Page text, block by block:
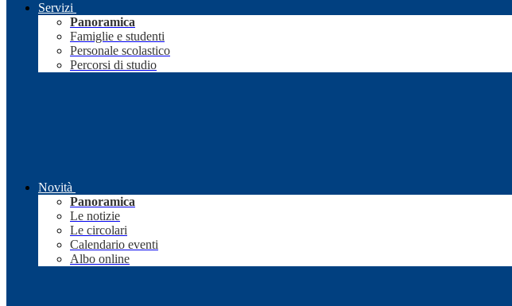
Servizi
Panoramica
Famiglie e studenti
Personale scolastico
Percorsi di studio
Novità
Panoramica
Le notizie
Le circolari
Calendario eventi
Albo online